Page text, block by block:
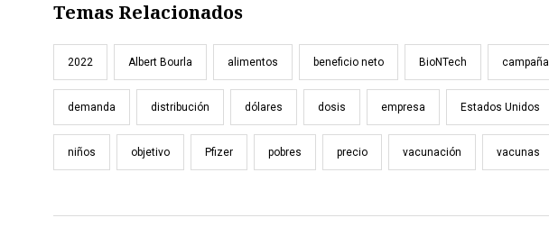
Temas Relacionados
2022 Albert Bourla alimentos beneficio neto BioNTech campaña
demanda distribución dólares dosis empresa Estados Unidos
niños objetivo Pfizer pobres precio vacunación vacunas